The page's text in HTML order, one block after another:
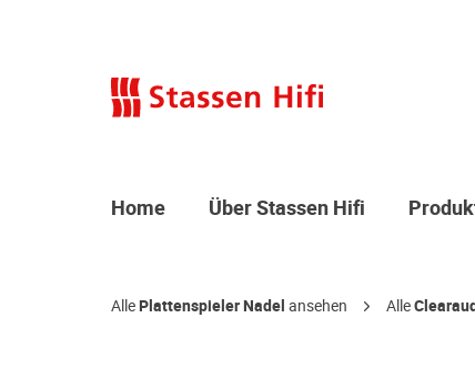
Home Über Stassen Hifi
AllePlattenspieler Nadel ansehen Alle